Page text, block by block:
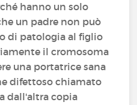
hanno un solo
un padre non può
di patologia al figlio
il cromosoma
una portatrice sana
difettoso chiamato
dall'altra copia